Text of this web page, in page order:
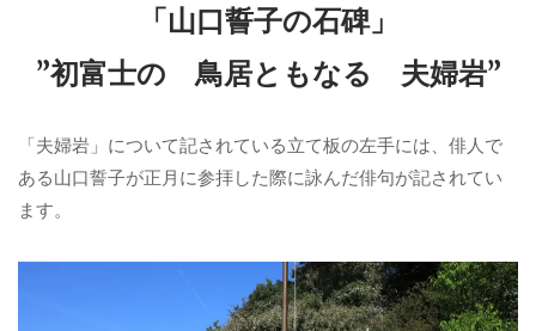
「山口誓子の石碑」
”初富士の 鳥居ともなる 夫婦岩”
「夫婦岩」について記されている立て板の左手には、俳人で
ある山口誓子が正月に参拝した際に詠んだ俳句が記されてい
ます。